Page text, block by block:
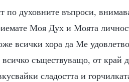
по духовните въпроси,
Моя Дух и Моята
всички хора да Ме
съществуващо, от край
сладостта и